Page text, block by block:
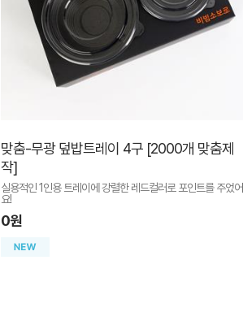
맞춤-무광 덮밥트레이 4구 [2000개 맞춤제
작]
실용적인 1인용 트레이에 강렬한 레드컬러로 포인트를 주었어
요!
0원